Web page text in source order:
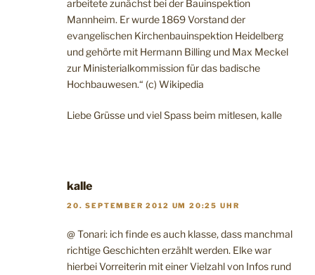
arbeitete zunächst bei der Bauinspektion
Mannheim. Er wurde 1869 Vorstand der
evangelischen Kirchenbauinspektion Heidelberg
und gehörte mit Hermann Billing und Max Meckel
zur Ministerialkommission für das badische
Hochbauwesen.“ (c) Wikipedia
Liebe Grüsse und viel Spass beim mitlesen, kalle
kalle
20. SEPTEMBER 2012 UM 20:25 UHR
@ Tonari: ich finde es auch klasse, dass manchmal
richtige Geschichten erzählt werden. Elke war
hierbei Vorreiterin mit einer Vielzahl von Infos rund